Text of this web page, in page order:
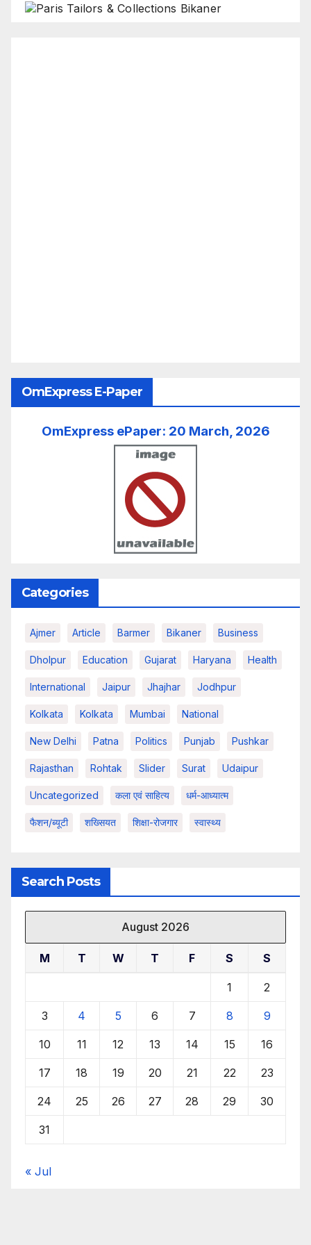
OmExpress E-Paper
OmExpress ePaper: 20 March, 2026
Categories
Ajmer Article Barmer Bikaner Business
Dholpur Education Gujarat Haryana Health
International Jaipur Jhajhar Jodhpur
Kolkata Kolkata Mumbai National
New Delhi Patna Politics Punjab Pushkar
Rajasthan Rohtak Slider Surat Udaipur
Uncategorized कला एवं साहित्य धर्म-आध्यात्म
फैशन/ब्यूटी शख्सियत शिक्षा-रोजगार स्वास्थ्य
Search Posts
August 2026
M T W T F S S
1 2
3 4 5 6 7 8 9
10 11 12 13 14 15 16
17 18 19 20 21 22 23
24 25 26 27 28 29 30
31
« Jul